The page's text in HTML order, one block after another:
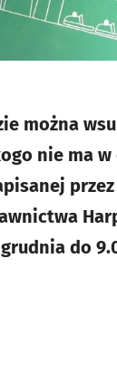
można
nie ma
do